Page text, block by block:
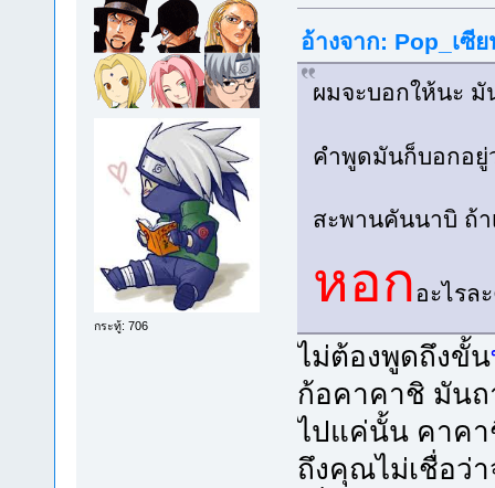
กระทู้: 706
อ้างจาก: Pop_เซี
ผมจะบอกให้นะ มั
คำพูดมันก็บอกอยู่
สะพานคันนาบิ ถ้
หอกอะไรล
ไม่ต้องพูดถึงขั้น
ก้อคาคาชิ มันถ
ไปแค่นั้น คาคา
ถึงคุณไม่เชื่อว่